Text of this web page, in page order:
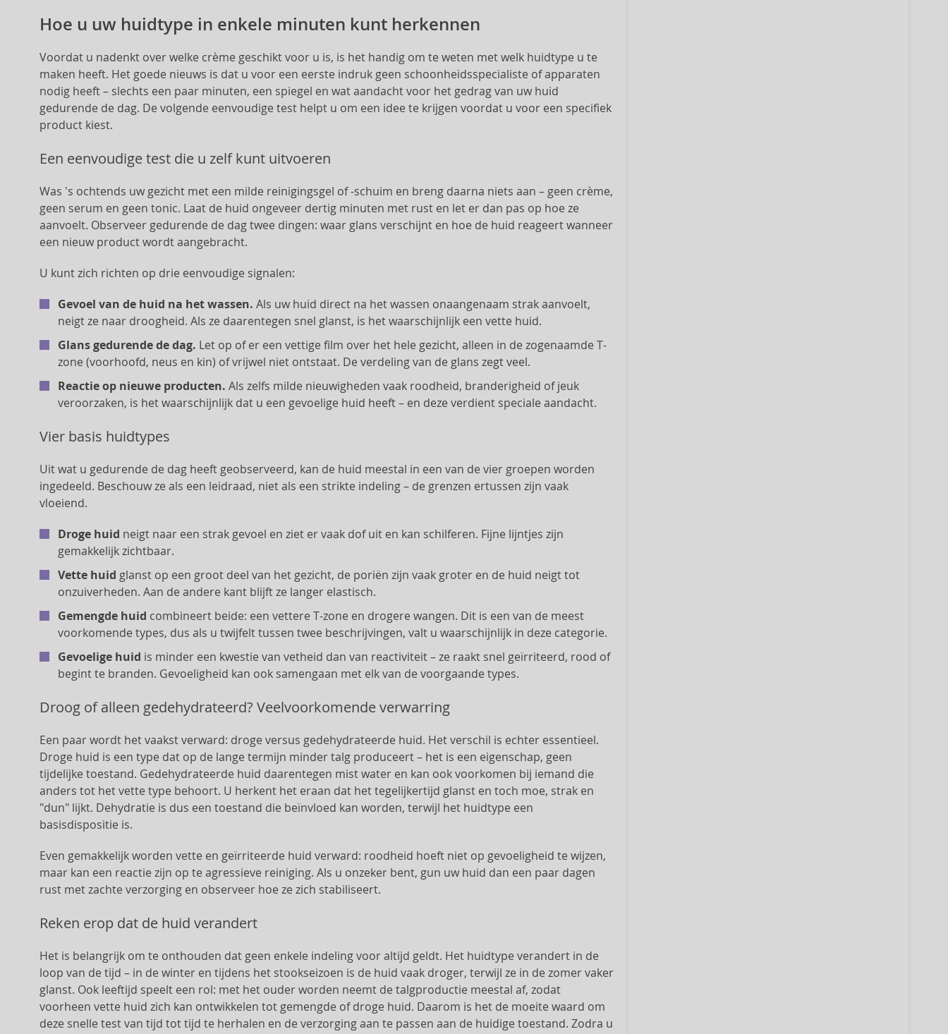
Hoe u uw huidtype in enkele minuten kunt herkennen
Voordat u nadenkt over welke crème geschikt voor u is, is het handig om te weten met welk huidtype u te
maken heeft. Het goede nieuws is dat u voor een eerste indruk geen schoonheidsspecialiste of apparaten
nodig heeft – slechts een paar minuten, een spiegel en wat aandacht voor het gedrag van uw huid
gedurende de dag. De volgende eenvoudige test helpt u om een idee te krijgen voordat u voor een specifiek
product kiest.
Een eenvoudige test die u zelf kunt uitvoeren
Was 's ochtends uw gezicht met een milde reinigingsgel of -schuim en breng daarna niets aan – geen crème,
geen serum en geen tonic. Laat de huid ongeveer dertig minuten met rust en let er dan pas op hoe ze
aanvoelt. Observeer gedurende de dag twee dingen: waar glans verschijnt en hoe de huid reageert wanneer
een nieuw product wordt aangebracht.
U kunt zich richten op drie eenvoudige signalen:
Gevoel van de huid na het wassen. Als uw huid direct na het wassen onaangenaam strak aanvoelt,
neigt ze naar droogheid. Als ze daarentegen snel glanst, is het waarschijnlijk een vette huid.
Glans gedurende de dag. Let op of er een vettige film over het hele gezicht, alleen in de zogenaamde T-
zone (voorhoofd, neus en kin) of vrijwel niet ontstaat. De verdeling van de glans zegt veel.
Reactie op nieuwe producten. Als zelfs milde nieuwigheden vaak roodheid, branderigheid of jeuk
veroorzaken, is het waarschijnlijk dat u een gevoelige huid heeft – en deze verdient speciale aandacht.
Vier basis huidtypes
Uit wat u gedurende de dag heeft geobserveerd, kan de huid meestal in een van de vier groepen worden
ingedeeld. Beschouw ze als een leidraad, niet als een strikte indeling – de grenzen ertussen zijn vaak
vloeiend.
Droge huid neigt naar een strak gevoel en ziet er vaak dof uit en kan schilferen. Fijne lijntjes zijn
gemakkelijk zichtbaar.
Vette huid glanst op een groot deel van het gezicht, de poriën zijn vaak groter en de huid neigt tot
onzuiverheden. Aan de andere kant blijft ze langer elastisch.
Gemengde huid combineert beide: een vettere T-zone en drogere wangen. Dit is een van de meest
voorkomende types, dus als u twijfelt tussen twee beschrijvingen, valt u waarschijnlijk in deze categorie.
Gevoelige huid is minder een kwestie van vetheid dan van reactiviteit – ze raakt snel geïrriteerd, rood of
begint te branden. Gevoeligheid kan ook samengaan met elk van de voorgaande types.
Droog of alleen gedehydrateerd? Veelvoorkomende verwarring
Een paar wordt het vaakst verward: droge versus gedehydrateerde huid. Het verschil is echter essentieel.
Droge huid is een type dat op de lange termijn minder talg produceert – het is een eigenschap, geen
tijdelijke toestand. Gedehydrateerde huid daarentegen mist water en kan ook voorkomen bij iemand die
anders tot het vette type behoort. U herkent het eraan dat het tegelijkertijd glanst en toch moe, strak en
"dun" lijkt. Dehydratie is dus een toestand die beïnvloed kan worden, terwijl het huidtype een
basisdispositie is.
Even gemakkelijk worden vette en geïrriteerde huid verward: roodheid hoeft niet op gevoeligheid te wijzen,
maar kan een reactie zijn op te agressieve reiniging. Als u onzeker bent, gun uw huid dan een paar dagen
rust met zachte verzorging en observeer hoe ze zich stabiliseert.
Reken erop dat de huid verandert
Het is belangrijk om te onthouden dat geen enkele indeling voor altijd geldt. Het huidtype verandert in de
loop van de tijd – in de winter en tijdens het stookseizoen is de huid vaak droger, terwijl ze in de zomer vaker
glanst. Ook leeftijd speelt een rol: met het ouder worden neemt de talgproductie meestal af, zodat
voorheen vette huid zich kan ontwikkelen tot gemengde of droge huid. Daarom is het de moeite waard om
deze snelle test van tijd tot tijd te herhalen en de verzorging aan te passen aan de huidige toestand. Zodra u